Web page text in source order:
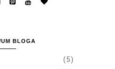
BLOGA
(5)